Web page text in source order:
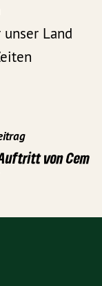
Land
von Cem